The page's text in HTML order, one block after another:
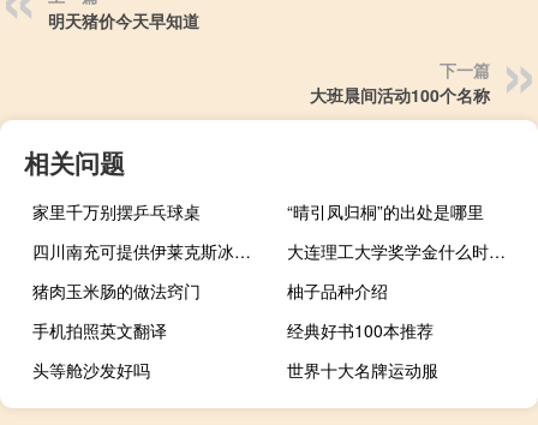
明天猪价今天早知道
下一篇
大班晨间活动100个名称
相关问题
家里千万别摆乒乓球桌
“晴引凤归桐”的出处是哪里
四川南充可提供伊莱克斯冰箱维修服务地址在哪
大连理工大学奖学金什么时候发
猪肉玉米肠的做法窍门
柚子品种介绍
手机拍照英文翻译
经典好书100本推荐
头等舱沙发好吗
世界十大名牌运动服